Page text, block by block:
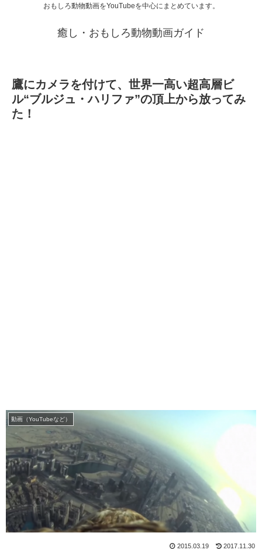
おもしろ動物動画をYouTubeを中心にまとめています。
癒し・おもしろ動物動画ガイド
鷹にカメラを付けて、世界一高い超高層ビ
ル“ブルジュ・ハリファ”の頂上から放ってみ
た！
動画（YouTubeなど）
2015.03.19 2017.11.30